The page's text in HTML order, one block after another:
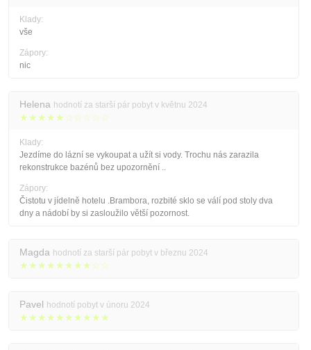
Klady:
vše
Zápory:
nic
Helena hodnotí za starší pár pobyt v květnu 2024
★★★★★☆☆☆☆☆
Klady:
Jezdíme do lázní se vykoupat a užít si vody. Trochu nás zarazila
rekonstrukce bazénů bez upozornění ..
Zápory:
Čistotu v jídelně hotelu .Brambora, rozbité sklo se válí pod stoly dva
dny a nádobí by si zasloužilo větší pozornost.
Magda hodnotí za starší pár pobyt v březnu 2024
★★★★★★★★☆☆
Pavel hodnotí pobyt v únoru 2024
★★★★★★★★★★